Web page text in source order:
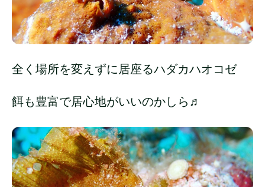
全く場所を変えずに居座るハダカハオコゼ
餌も豊富で居心地がいいのかしら♬